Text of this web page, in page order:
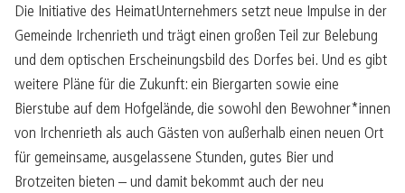
Die Initiative des HeimatUnternehmers setzt neue Impulse in der
Gemeinde Irchenrieth und trägt einen großen Teil zur Belebung
und dem optischen Erscheinungsbild des Dorfes bei. Und es gibt
weitere Pläne für die Zukunft: ein Biergarten sowie eine
Bierstube auf dem Hofgelände, die sowohl den Bewohner*innen
von Irchenrieth als auch Gästen von außerhalb einen neuen Ort
für gemeinsame, ausgelassene Stunden, gutes Bier und
Brotzeiten bieten – und damit bekommt auch der neu